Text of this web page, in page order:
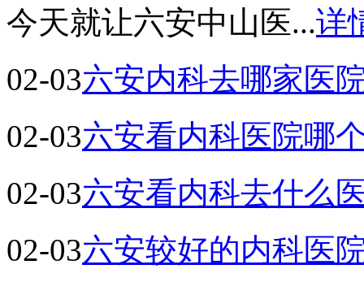
今天就让六安中山医...详
02-03六安内科去哪家医
02-03六安看内科医院哪
02-03六安看内科去什么
02-03六安较好的内科医